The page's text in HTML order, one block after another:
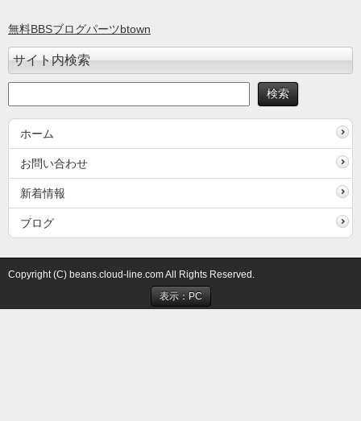
無料BBSブログパーツbtown
サイト内検索
ホーム
お問い合わせ
新着情報
ブログ
Copyright (C) beans.cloud-line.com All Rights Reserved.
表示：PC